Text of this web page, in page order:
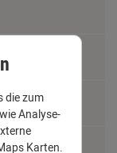
die zum
Analyse-
Karten.